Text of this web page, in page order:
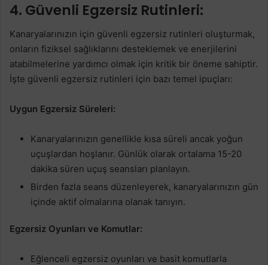
4. Güvenli Egzersiz Rutinleri:
Kanaryalarınızın için güvenli egzersiz rutinleri oluşturmak,
onların fiziksel sağlıklarını desteklemek ve enerjilerini
atabilmelerine yardımcı olmak için kritik bir öneme sahiptir.
İşte güvenli egzersiz rutinleri için bazı temel ipuçları:
Uygun Egzersiz Süreleri:
Kanaryalarınızın genellikle kısa süreli ancak yoğun
uçuşlardan hoşlanır. Günlük olarak ortalama 15-20
dakika süren uçuş seansları planlayın.
Birden fazla seans düzenleyerek, kanaryalarınızın gün
içinde aktif olmalarına olanak tanıyın.
Egzersiz Oyunları ve Komutlar:
Eğlenceli egzersiz oyunları ve basit komutlarla